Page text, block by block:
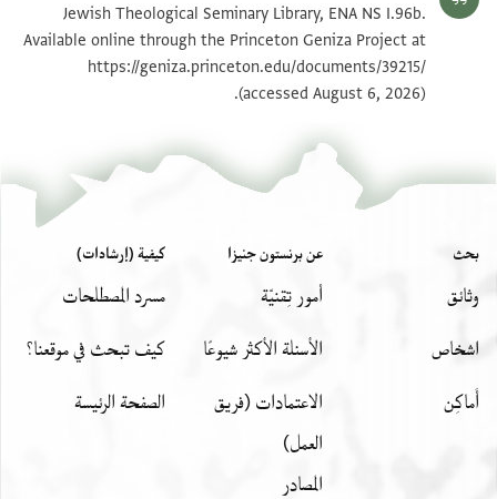
ENA NS I.96b 1
بيان أذونات الصورة
Jewish Theological Seminary Library, ENA NS I.96b.
Available online through the Princeton Geniza Project at
https://geniza.princeton.edu/documents/39215/
(accessed August 6, 2026).
بحث
وثائق
اشخاص
أَماكِن
عن برنستون جنيزا
أمور تِقنيّة
الأسئلة الأكثر شيوعًا
الاعتمادات (فريق
العمل)
المصادر
كيفية (إرشادات)
مسرد المصطلحات
كيف تبحث في موقعنا؟
الصفحة الرئيسة